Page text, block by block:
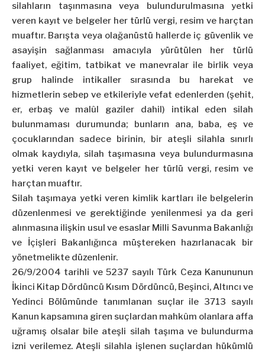
silahların taşınmasına veya bulundurulmasına yetki
veren kayıt ve belgeler her türlü vergi, resim ve harçtan
muaftır. Barışta veya olağanüstü hallerde iç güvenlik ve
asayişin sağlanması amacıyla yürütülen her türlü
faaliyet, eğitim, tatbikat ve manevralar ile birlik veya
grup halinde intikaller sırasında bu harekat ve
hizmetlerin sebep ve etkileriyle vefat edenlerden (şehit,
er, erbaş ve malûl gaziler dahil) intikal eden silah
bulunmaması durumunda; bunların ana, baba, eş ve
çocuklarından sadece birinin, bir ateşli silahla sınırlı
olmak kaydıyla, silah taşımasına veya bulundurmasına
yetki veren kayıt ve belgeler her türlü vergi, resim ve
harçtan muaftır.
Silah taşımaya yetki veren kimlik kartları ile belgelerin
düzenlenmesi ve gerektiğinde yenilenmesi ya da geri
alınmasına ilişkin usul ve esaslar Milli Savunma Bakanlığı
ve İçişleri Bakanlığınca müştereken hazırlanacak bir
yönetmelikte düzenlenir.
26/9/2004 tarihli ve 5237 sayılı Türk Ceza Kanununun
İkinci Kitap Dördüncü Kısım Dördüncü, Beşinci, Altıncı ve
Yedinci Bölümünde tanımlanan suçlar ile 3713 sayılı
Kanun kapsamına giren suçlardan mahkûm olanlara affa
uğramış olsalar bile ateşli silah taşıma ve bulundurma
izni verilemez. Ateşli silahla işlenen suçlardan hükümlü